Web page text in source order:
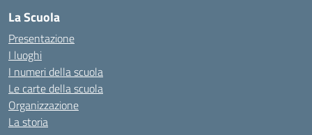
La Scuola
Presentazione
I luoghi
I numeri della scuola
Le carte della scuola
Organizzazione
La storia